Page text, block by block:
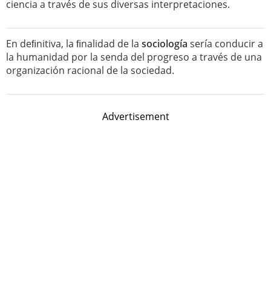
ciencia a través de sus diversas interpretaciones.
En deﬁnitiva, la ﬁnalidad de la sociología sería conducir a
la humanidad por la senda del progreso a través de una
organización racional de la sociedad.
Advertisement